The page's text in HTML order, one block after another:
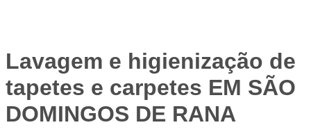
Lavagem e higienização de
tapetes e carpetes EM SÃO
DOMINGOS DE RANA